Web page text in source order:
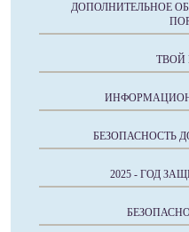
ДОПОЛНИТЕЛЬНОЕ
ТВОЙ
БЕЗОПАСНОСТЬ
2025 - ГОД